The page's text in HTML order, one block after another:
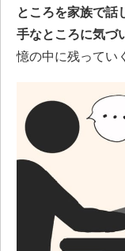
ところを家族で話
手なところに気づ
憶の中に残ってい